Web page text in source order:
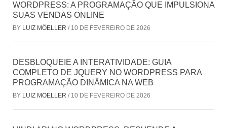
WORDPRESS: A PROGRAMAÇÃO QUE IMPULSIONA
SUAS VENDAS ONLINE
BY LUIZ MÖELLER / 10 DE FEVEREIRO DE 2026
DESBLOQUEIE A INTERATIVIDADE: GUIA
COMPLETO DE JQUERY NO WORDPRESS PARA
PROGRAMAÇÃO DINÂMICA NA WEB
BY LUIZ MÖELLER / 10 DE FEVEREIRO DE 2026